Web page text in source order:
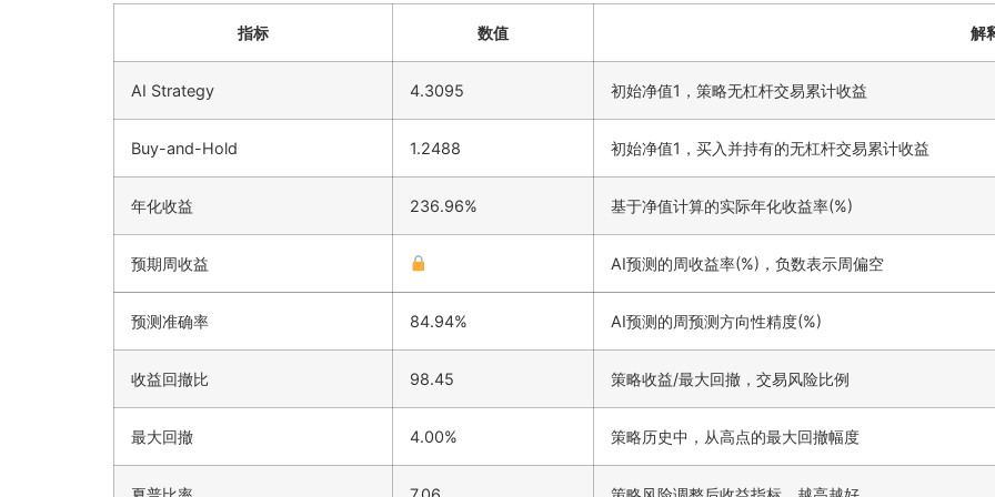
指标 数值 解
AI Strategy 4.3095 初始净值1，策略无杠杆交易累计收益
Buy-and-Hold 1.2488 初始净值1，买入并持有的无杠杆交易累计收益
年化收益 236.96% 基于净值计算的实际年化收益率(%)
预期周收益 AI预测的周收益率(%)，负数表示周偏空
预测准确率 84.94% AI预测的周预测方向性精度(%)
收益回撤比 98.45 策略收益/最大回撤，交易风险比例
最大回撤 4.00% 策略历史中，从高点的最大回撤幅度